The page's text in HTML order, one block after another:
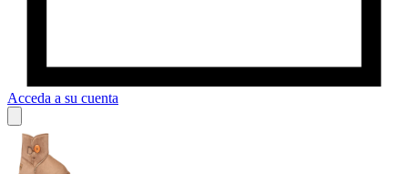
Acceda a su cuenta